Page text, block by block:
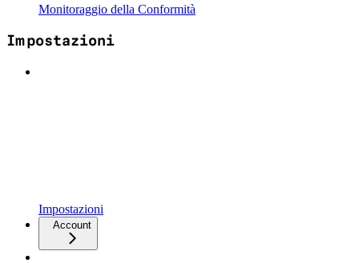
Monitoraggio della Conformità
Impostazioni
Impostazioni
Account